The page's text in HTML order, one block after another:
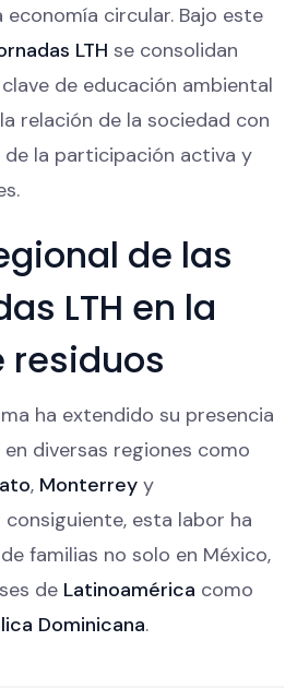
circular. Bajo este
LTH se consolidan
de educación ambiental
relación de la sociedad con
la participación activa y
de las
LTH en la
residuos
ha extendido su presencia
diversas regiones como
, Monterrey y
consiguiente, esta labor ha
familias no solo en México,
de Latinoamérica como
Dominicana.